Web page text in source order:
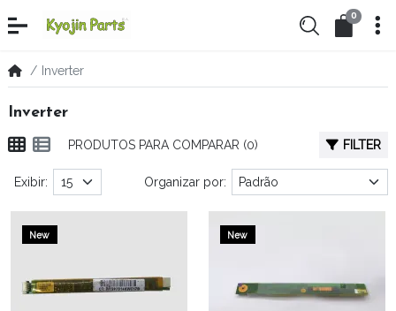
0
Inverter
Inverter
FILTER
PRODUTOS PARA COMPARAR (0)
Exibir: Organizar por:
New New